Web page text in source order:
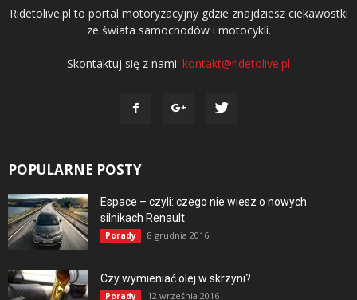
Ridetolive.pl to portal motoryzacyjny gdzie znajdziesz ciekawostki
ze świata samochodów i motocykli.
Skontaktuj się z nami: kontakt@ridetolive.pl
POPULARNE POSTY
Espace – czyli: czego nie wiesz o nowych
silnikach Renault
Porady 8 grudnia 2016
Czy wymieniać olej w skrzyni?
Porady 12 września 2016